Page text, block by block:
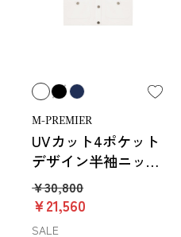
M-PREMIER
UVカット4ポケット
デザイン半袖ニット
カーディガン
￥30,800
￥21,560
SALE